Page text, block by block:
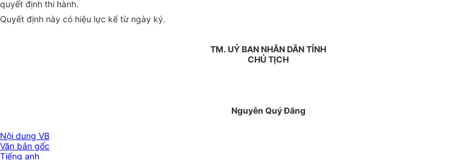
quyết định thi hành.
Quyết định này có hiệu lực kể từ ngày ký.
TM. UỶ BAN NHÂN DÂN TỈNH
CHỦ TỊCH
Nguyễn Quý Đăng
Nội dung VB
Văn bản gốc
Tiếng anh